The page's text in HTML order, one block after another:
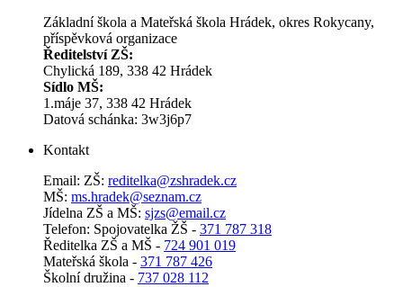
Základní škola a Mateřská škola Hrádek, okres Rokycany,
příspěvková organizace
Ředitelství ZŠ:
Chylická 189, 338 42 Hrádek
Sídlo MŠ:
1.máje 37, 338 42 Hrádek
Datová schánka: 3w3j6p7
Kontakt
Email: ZŠ: reditelka@zshradek.cz
MŠ: ms.hra­dek@se­znam.cz
Jí­del­na ZŠ a MŠ: sjzs@​email.​cz
Telefon: Spojovatelka ŽŠ - 371 787 318
Ředitelka ZŠ a MŠ - 724 901 019
Mateřská škola - 371 787 426
Školní družina - 737 028 112